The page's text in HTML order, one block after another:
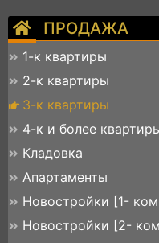
ПРОДАЖА
1-к квартиры
2-к квартиры
3-к квартиры
4-к и более
Кладовка
Апартаменты
Новостройки [1-
Новостройки [2-